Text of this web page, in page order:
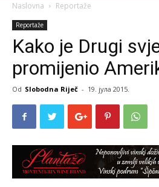
Naslovna Reportaže
Reportaže
Kako je Drugi
promijenio
Od Slobodna Riječ - 19. јула 2015.